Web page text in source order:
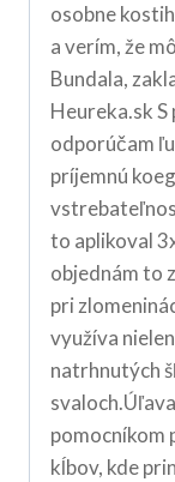
osobne
a verím, že
Bundala,
Heureka.sk
odporúčam
príjemnú
to aplikoval
objednám to
pri
využíva
natrhnutých
pomocníkom
kĺbov, kde